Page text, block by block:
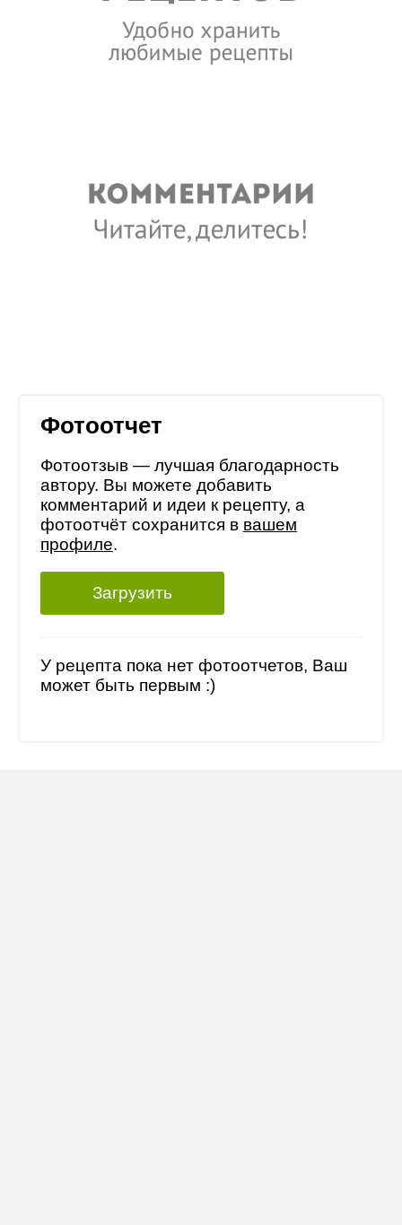
Фотоотчет
Фотоотзыв — лучшая благодарность
автору. Вы можете добавить
комментарий и идеи к рецепту, а
фотоотчёт сохранится в вашем
профиле.
Загрузить
У рецепта пока нет фотоотчетов, Ваш
может быть первым :)